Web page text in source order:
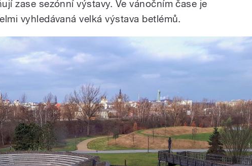
zase sezónní výstavy. Ve vánočním čase je
vyhledávaná velká výstava betlémů.